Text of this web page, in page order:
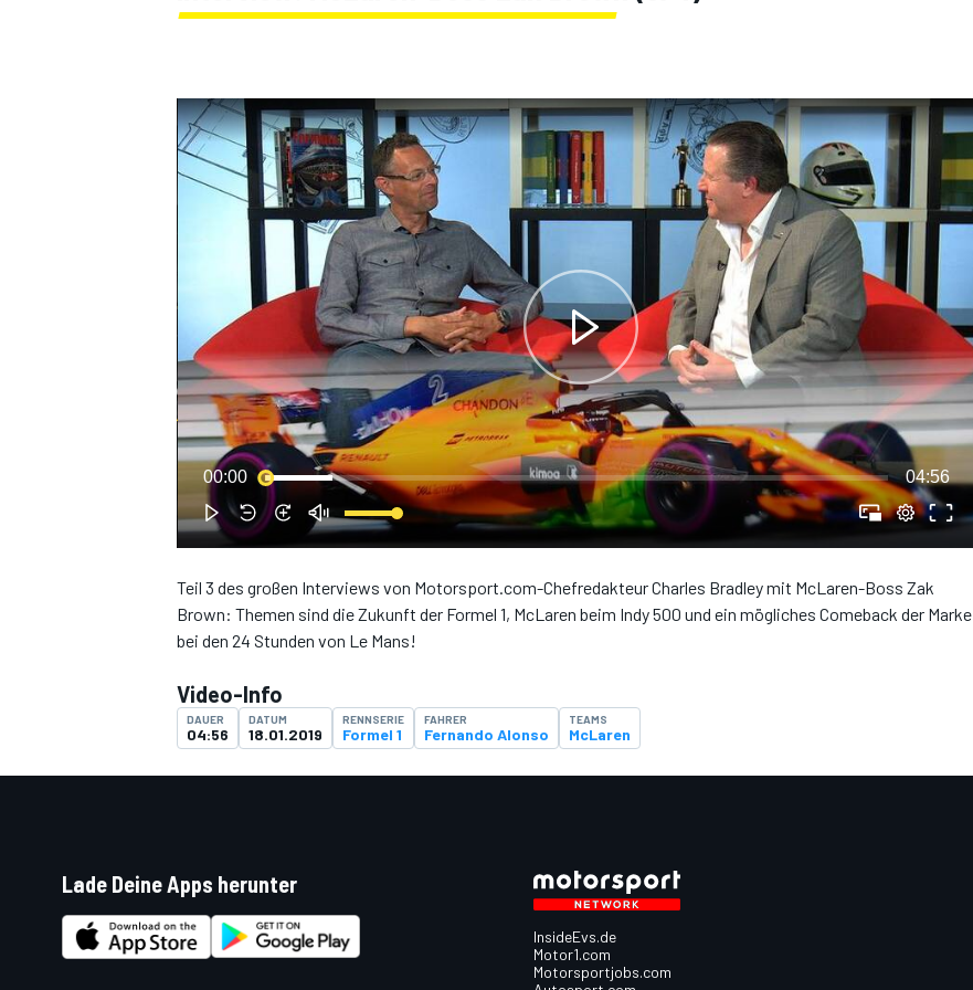
DTM
00:00 04:56
Teil 3 des großen Interviews von Motorsport.com-Chefredakteur Charles Bradley mit McLaren-Boss Zak
Brown: Themen sind die Zukunft der Formel 1, McLaren beim Indy 500 und ein mögliches Comeback der Marke
bei den 24 Stunden von Le Mans!
Video-Info
DAUER
04:56
DATUM
18.01.2019
RENNSERIE
Formel 1
FAHRER
Fernando Alonso
TEAMS
McLaren
Lade Deine Apps herunter
InsideEvs.de
Motor1.com
Motorsportjobs.com